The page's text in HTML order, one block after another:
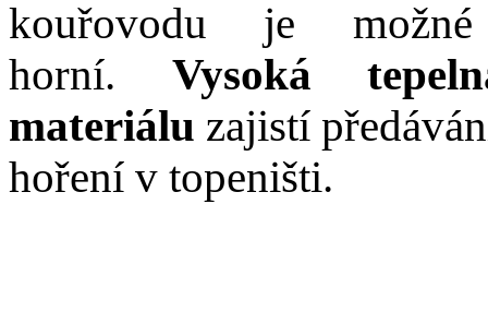
kouřovodu je
horní. Vysoká
materiálu zajistí
hoření v topeništi.